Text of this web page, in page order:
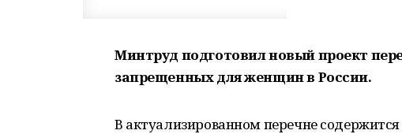
Минтруд подготовил новый проект
запрещенных для женщин в России.
В актуализированном перечне